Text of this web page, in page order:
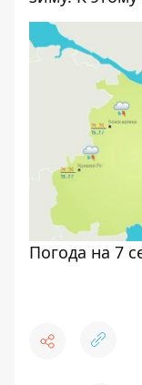
Погода на 7